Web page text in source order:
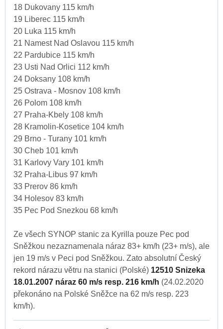
18 Dukovany 115 km/h
19 Liberec 115 km/h
20 Luka 115 km/h
21 Namest Nad Oslavou 115 km/h
22 Pardubice 115 km/h
23 Usti Nad Orlici 112 km/h
24 Doksany 108 km/h
25 Ostrava - Mosnov 108 km/h
26 Polom 108 km/h
27 Praha-Kbely 108 km/h
28 Kramolin-Kosetice 104 km/h
29 Brno - Turany 101 km/h
30 Cheb 101 km/h
31 Karlovy Vary 101 km/h
32 Praha-Libus 97 km/h
33 Prerov 86 km/h
34 Holesov 83 km/h
35 Pec Pod Snezkou 68 km/h
Ze všech SYNOP stanic za Kyrilla pouze Pec pod
Sněžkou nezaznamenala náraz 83+ km/h (23+ m/s), ale
jen 19 m/s v Peci pod Sněžkou. Zato absolutní Český
rekord nárazu větru na stanici (Polské) 12510 Snizeka
18.01.2007 náraz 60 m/s resp. 216 km/h (24.02.2020
překonáno na Polské Sněžce na 62 m/s resp. 223
km/h).